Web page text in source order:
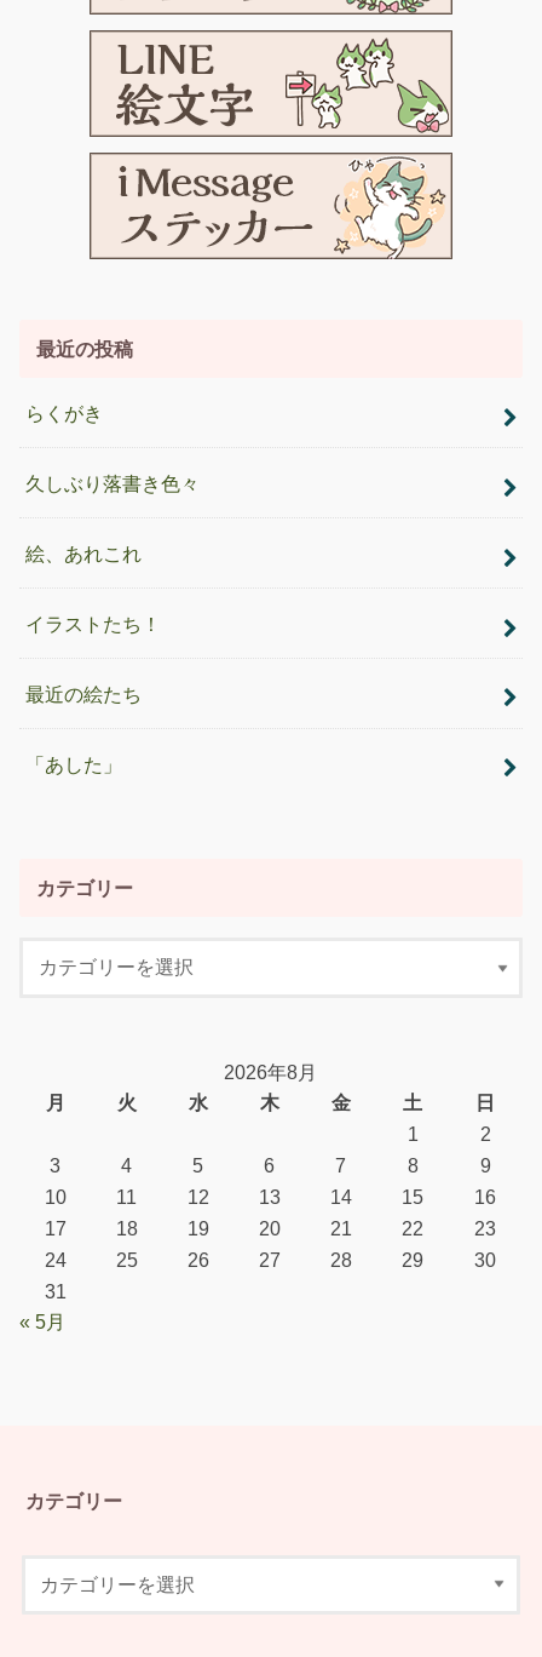
最近の投稿
らくがき
久しぶり落書き色々
絵、あれこれ
イラストたち！
最近の絵たち
「あした」
カテゴリー
2026年8月
月
火 水 木 金 土
日
1
2
3
4 5 6 7 8
9
10
11 12 13 14 15
16
17
18 19 20 21 22
23
24
25 26 27 28 29
30
31
« 5月
カテゴリー